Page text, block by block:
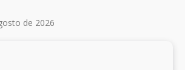
de 2026